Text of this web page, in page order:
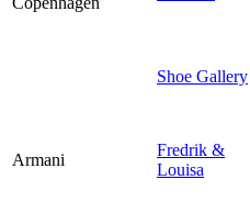
Shoe Gallery
Armani
Fredrik &
Louisa